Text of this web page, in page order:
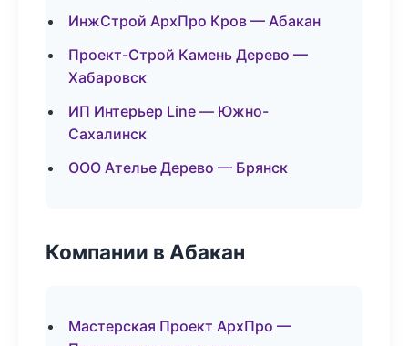
ИнжСтрой АрхПро Кров — Абакан
Проект-Строй Камень Дерево —
Хабаровск
ИП Интерьер Line — Южно-
Сахалинск
ООО Ателье Дерево — Брянск
Компании в Абакан
Мастерская Проект АрхПро —